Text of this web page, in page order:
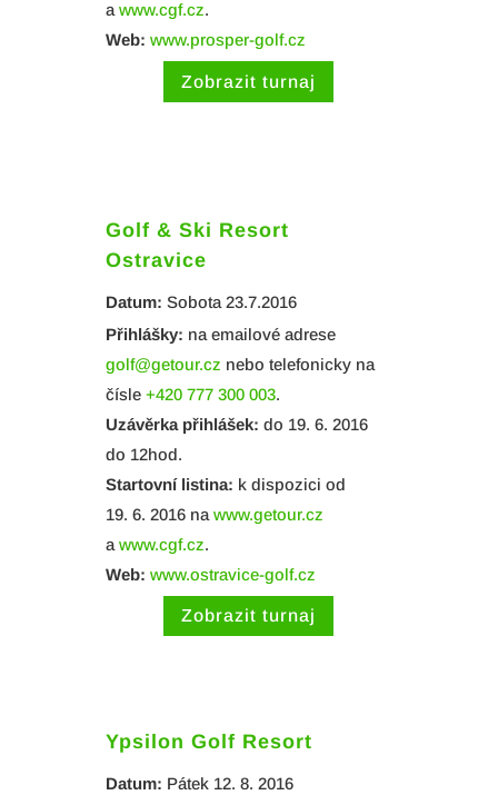
a www.cgf.cz.
Web: www.prosper-golf.cz
Zobrazit turnaj
Golf & Ski Resort
Ostravice
Datum: Sobota 23.7.2016
Přihlášky: na emailové adrese
golf@getour.cz nebo telefonicky na
čísle +420 777 300 003.
Uzávěrka přihlášek: do 19. 6. 2016
do 12hod.
Startovní listina: k dispozici od
19. 6. 2016 na www.getour.cz
a www.cgf.cz.
Web: www.ostravice-golf.cz
Zobrazit turnaj
Ypsilon Golf Resort
Datum: Pátek 12. 8. 2016